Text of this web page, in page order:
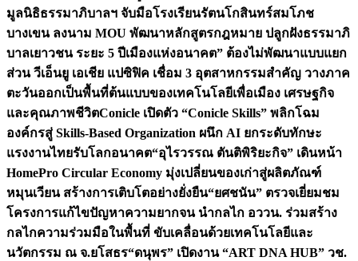
มูลนิธิธรรมาภิบาลฯ จับมือโรงเรียนรัตนโกสินทร์สมโภช
บางเขน ลงนาม MOU พัฒนาหลักสูตรกฎหมาย ปลูกฝังธรรมาภิ
บาลเยาวชน ระยะ 5 ปีเมืองแห่งอนาคต” ต้องไม่พัฒนาแบบแยก
ส่วน วีเอ็นยู เอเชีย แปซิฟิค เชื่อม 3 อุตสาหกรรมสำคัญ วางภาค
ตะวันออกเป็นพื้นที่ต้นแบบของเทคโนโลยีเพื่อเมือง เศรษฐกิจ
และคุณภาพชีวิตConicle เปิดตัว “Conicle Skills” พลิกโฉม
องค์กรสู่ Skills-Based Organization ผนึก AI ยกระดับทักษะ
แรงงานไทยรับโลกอนาคต“อุไรวรรณ ตันติพิริยะกิจ” เดินหน้า
HomePro Circular Economy มุ่งเปลี่ยนของเก่าสู่ผลิตภัณฑ์
หมุนเวียน สร้างการเติบโตอย่างยั่งยืน“ยศชนัน” ตรวจเยี่ยมชม
โครงการแก้ไขปัญหาความยากจน นำกลไก อววน. ร่วมสร้าง
กลไกความร่วมมือในพื้นที่ ขับเคลื่อนด้วยเทคโนโลยีและ
นวัตกรรม ณ จ.ยโสธร“ดนุพร” เปิดงาน “ART DNA HUB” วช.